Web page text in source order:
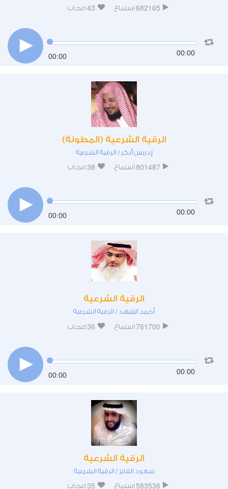
682165 استماع 43 اعجاب
00:00 00:00
الرقية الشرعية (المطولة)
إدريس أبكر / الرقية الشرعية
801487 استماع 38 اعجاب
00:00 00:00
الرقية الشرعية
أحمد البليهد / الرقية الشرعية
761700 استماع 36 اعجاب
00:00 00:00
الرقية الشرعية
سعود الفايز / الرقية الشرعية
583536 استماع 35 اعجاب